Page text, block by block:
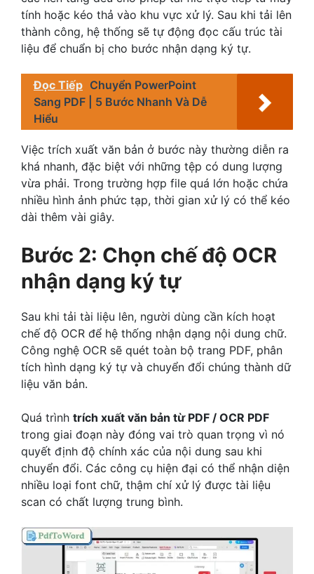
tính hoặc kéo thả vào khu vực xử lý. Sau khi tải lên
thành công, hệ thống sẽ tự động đọc cấu trúc tài
liệu để chuẩn bị cho bước nhận dạng ký tự.
Đọc Tiếp Chuyển PowerPoint
Sang PDF | 5 Bước Nhanh Và Dễ
Hiểu
Việc trích xuất văn bản ở bước này thường diễn ra
khá nhanh, đặc biệt với những tệp có dung lượng
vừa phải. Trong trường hợp file quá lớn hoặc chứa
nhiều hình ảnh phức tạp, thời gian xử lý có thể kéo
dài thêm vài giây.
Bước 2: Chọn chế độ OCR
nhận dạng ký tự
Sau khi tải tài liệu lên, người dùng cần kích hoạt
chế độ OCR để hệ thống nhận dạng nội dung chữ.
Công nghệ OCR sẽ quét toàn bộ trang PDF, phân
tích hình dạng ký tự và chuyển đổi chúng thành dữ
liệu văn bản.
Quá trình trích xuất văn bản từ PDF / OCR PDF
trong giai đoạn này đóng vai trò quan trọng vì nó
quyết định độ chính xác của nội dung sau khi
chuyển đổi. Các công cụ hiện đại có thể nhận diện
nhiều loại font chữ, thậm chí xử lý được tài liệu
scan có chất lượng trung bình.